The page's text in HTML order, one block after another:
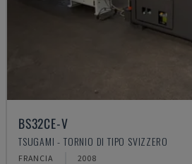
BS32CE-V
TSUGAMI - TORNIO DI TIPO SVIZZERO
FRANCIA 2008